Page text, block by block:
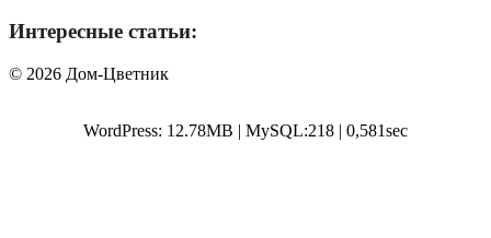
Интересные статьи:
© 2026 Дом-Цветник
WordPress: 12.78MB | MySQL:218 | 0,581sec